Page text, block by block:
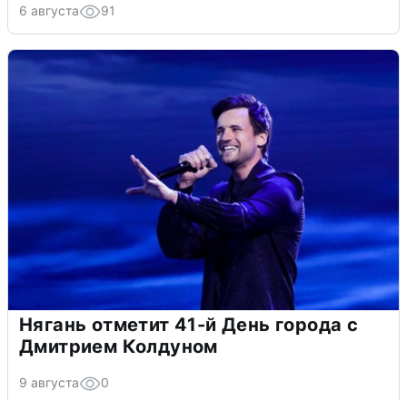
6 августа 91
Нягань отметит 41-й День города с
Дмитрием Колдуном
9 августа 0